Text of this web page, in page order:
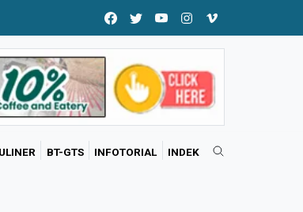
BT-GTS INFOTORIAL INDEK